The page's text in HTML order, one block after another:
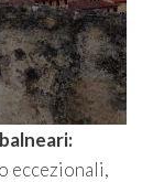
eccezionali,